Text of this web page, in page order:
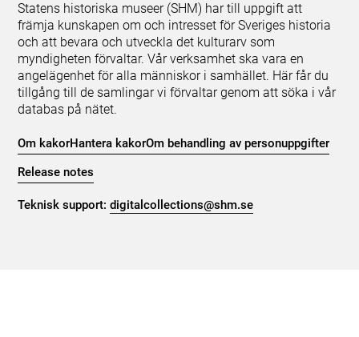
Statens historiska museer (SHM) har till uppgift att
främja kunskapen om och intresset för Sveriges historia
och att bevara och utveckla det kulturarv som
myndigheten förvaltar. Vår verksamhet ska vara en
angelägenhet för alla människor i samhället. Här får du
tillgång till de samlingar vi förvaltar genom att söka i vår
databas på nätet.
Om kakorHantera kakorOm behandling av personuppgifter
Release notes
Teknisk support:digitalcollections@shm.se